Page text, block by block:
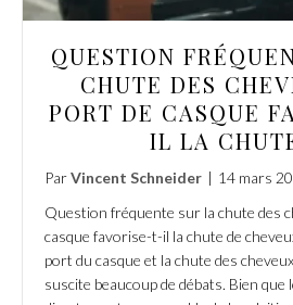
QUESTION
CHUTE DES
PORT DE CASQUE
IL LA
ParVincent Schneider | 14 mars
Question fréquente sur la chute des
casque favorise-t-il la chute de
port du casque et la chute des
suscite beaucoup de débats. Bien que